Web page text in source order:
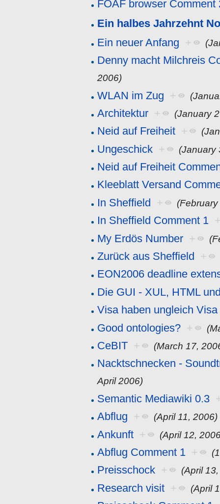
FOAF browser Comment
Ein halbes Jahrzehnt
Ein neuer Anfang +
Denny macht Milchreis
2006)
WLAN im Zug +
Architektur + (January
Neid auf Freiheit +
Ungeschick + (January
Neid auf Freiheit
Kleeblatt Versand
In Sheffield +
In Sheffield Comment 1
My Erdös Number +
Zurück aus Sheffield +
EON2006 deadline
Die GUI - XUL, HTML
Visa haben ungleich
Good ontologies? +
CeBIT + (March 17,
Nacktschnecken -
April 2006)
Semantic Mediawiki 0.3
Abflug + (April 11, 2006)
Ankunft + (April 12,
Abflug Comment 1 +
Preisschock + (April
Research visit + (April